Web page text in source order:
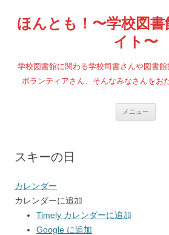
テ
ン
キ
ッ
ほんとも！〜学校図
イト〜
学校図書館に関わる学校司書さんや図書
ボランティアさん、そんなみなさんをお
メニュー
スキーの日
カレンダー
カレンダーに追加
Timely カレンダーに追加
Google に追加